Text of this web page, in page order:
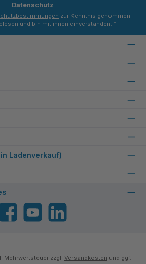
Datenschutz
zur Kenntnis genommen
und bin mit ihnen einverstanden. *
Ladenverkauf)
FacebookYouTube
Mehrwertsteuer zzgl. Versandkosten und ggf.